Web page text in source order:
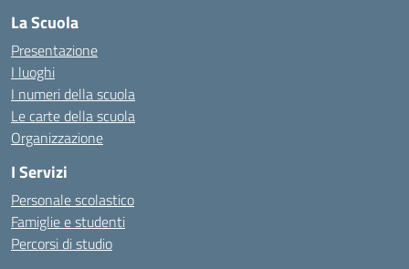
La Scuola
Presentazione
I luoghi
I numeri della scuola
Le carte della scuola
Organizzazione
I Servizi
Personale scolastico
Famiglie e studenti
Percorsi di studio